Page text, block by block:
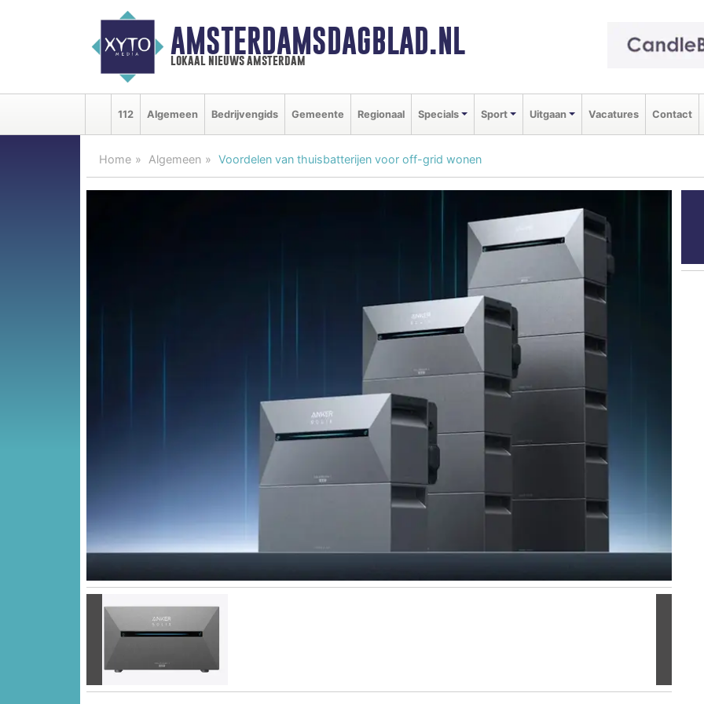
AMSTERDAMSDAGBLAD.NL
lokaal nieuws amsterdam
112 Algemeen Bedrijvengids Gemeente Regionaal Specials Sport Uitgaan Vacatures Contact
Home Algemeen Voordelen van thuisbatterijen voor off-grid wonen